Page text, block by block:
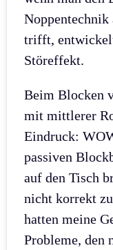
trifft,
Störeffekt.
Beim Blocken
mit mittlerer
Eindruck:
passiven
auf den Tisch
nicht korrekt
hatten meine
Probleme, den